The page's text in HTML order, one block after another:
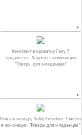
Комплект в кроватку Fаiry 7
предметов. Лауреат в номинации
“Товары для младенцев”
Рюкзак-кенгуру Selby Freedom. 1 место
в номинации “Товары для младенцев”